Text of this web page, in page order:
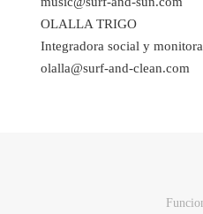
OLALLA TRIGO
Integradora social y
olalla@surf-and-clean.com